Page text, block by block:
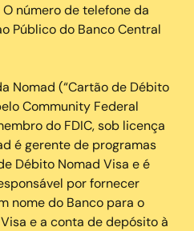
número de telefone da
Público do Banco Central
Nomad (“Cartão de Débito
Community Federal
do FDIC, sob licença
é gerente de programas
Débito Nomad Visa e é
por fornecer
nome do Banco para o
e a conta de depósito à